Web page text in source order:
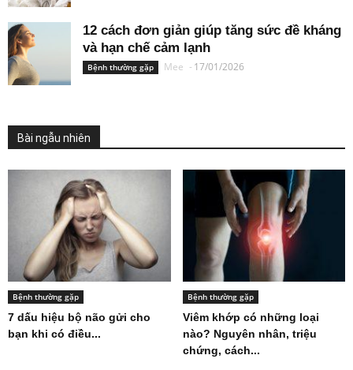
12 cách đơn giản giúp tăng sức đề kháng
và hạn chế cảm lạnh
Bệnh thường gặp Mee - 17/01/2026
Bài ngẫu nhiên
Bệnh thường gặp
7 dấu hiệu bộ não gửi cho
bạn khi có điều...
Bệnh thường gặp
Viêm khớp có những loại
nào? Nguyên nhân, triệu
chứng, cách...